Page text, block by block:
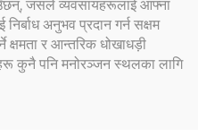
जसले व्यवसायहरूलाई आफ्ना
अनुभव प्रदान गर्न सक्षम
क्षमता र आन्तरिक धोखाधड़ी
कुनै पनि मनोरञ्जन स्थलका लागि